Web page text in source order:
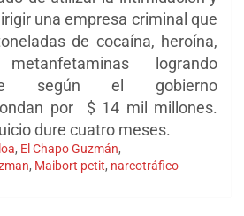
una empresa criminal que
de cocaína, heroína,
logrando
según el gobierno
por $ 14 mil millones.
dure cuatro meses.
, El Chapo Guzmán,
, Maibort petit, narcotráfico